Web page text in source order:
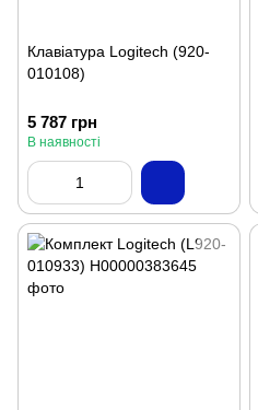
Клавіатура Logitech (920-
010108)
5 787 грн
В наявності